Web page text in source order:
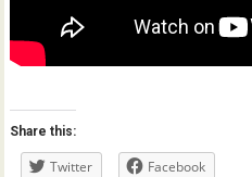
Share this:
Twitter Facebook